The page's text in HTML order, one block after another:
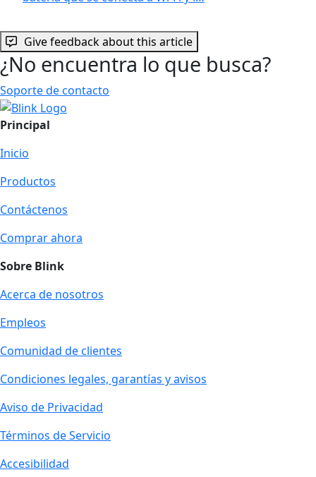
Give feedback about this article
¿No encuentra lo que busca?
Soporte de contacto
Principal
Inicio
Productos
Contáctenos
Comprar ahora
Sobre Blink
Acerca de nosotros
Empleos
Comunidad de clientes
Condiciones legales, garantías y avisos
Aviso de Privacidad
Términos de Servicio
Accesibilidad